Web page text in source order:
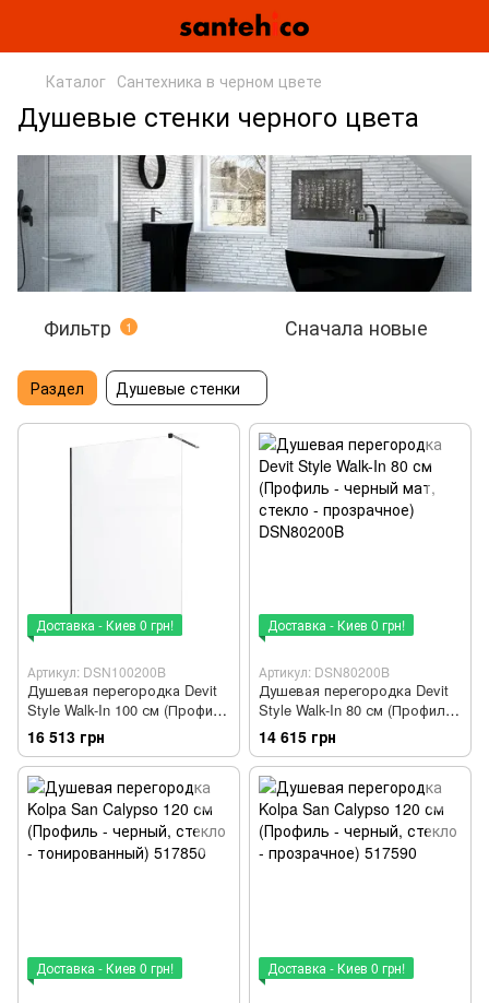
Каталог Сантехника в черном цвете
Душевые стенки черного цвета
Фильтр 1 Сначала новые
Раздел Душевые стенки
Доставка - Киев 0 грн!
Артикул: DSN100200B
Душевая перегородка Devit
Style Walk-In 100 см (Профиль
- черный мат, стекло -
прозрачное) DSN100200B
16 513 грн
Доставка - Киев 0 грн!
Артикул: DSN80200B
Душевая перегородка Devit
Style Walk-In 80 см (Профиль -
черный мат, стекло -
прозрачное) DSN80200B
14 615 грн
Доставка - Киев 0 грн! Доставка - Киев 0 грн!